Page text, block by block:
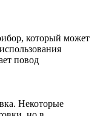
который может
повод
Некоторые